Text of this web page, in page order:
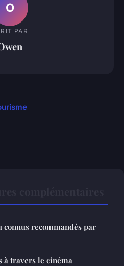
O
PAR
connus recommandés par
à travers le cinéma